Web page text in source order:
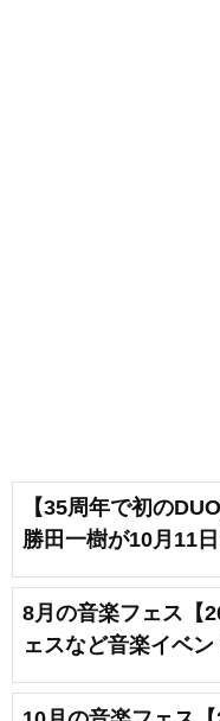
【35周年で初の
勝田一樹が10月11
8月の音楽フェス【
ェスなど音楽イベ